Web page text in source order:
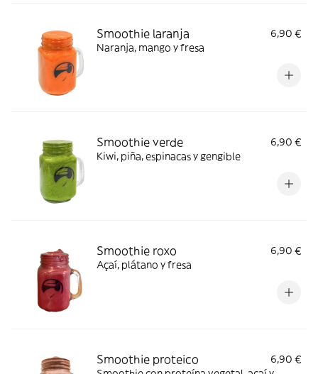
Smoothie laranja
6,90 €
Naranja, mango y fresa
Smoothie verde
6,90 €
Kiwi, piña, espinacas y gengible
Smoothie roxo
6,90 €
Açaí, plátano y fresa
Smoothie proteico
6,90 €